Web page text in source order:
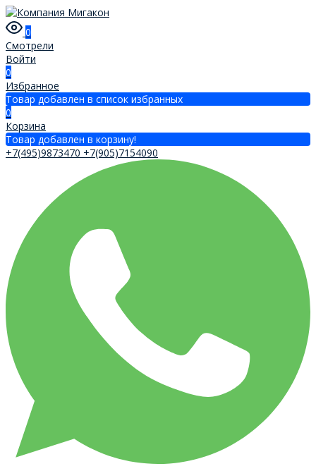
0
Смотрели
Войти
0
Избранное
Товар добавлен в список избранных
0
Корзина
Товар добавлен в корзину!
+7(495)9873470 +7(905)7154090